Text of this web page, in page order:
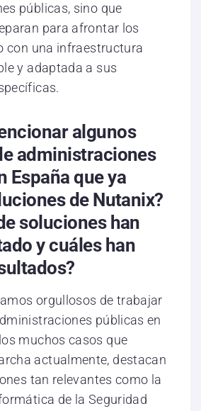
públicas, sino que
para afrontar los
con una infraestructura
y adaptada a sus
algunos
administraciones
España que ya
de Nutanix?
soluciones han
y cuáles han
orgullosos de trabajar
públicas en
muchos casos que
actualmente, destacan
tan relevantes como la
de la Seguridad